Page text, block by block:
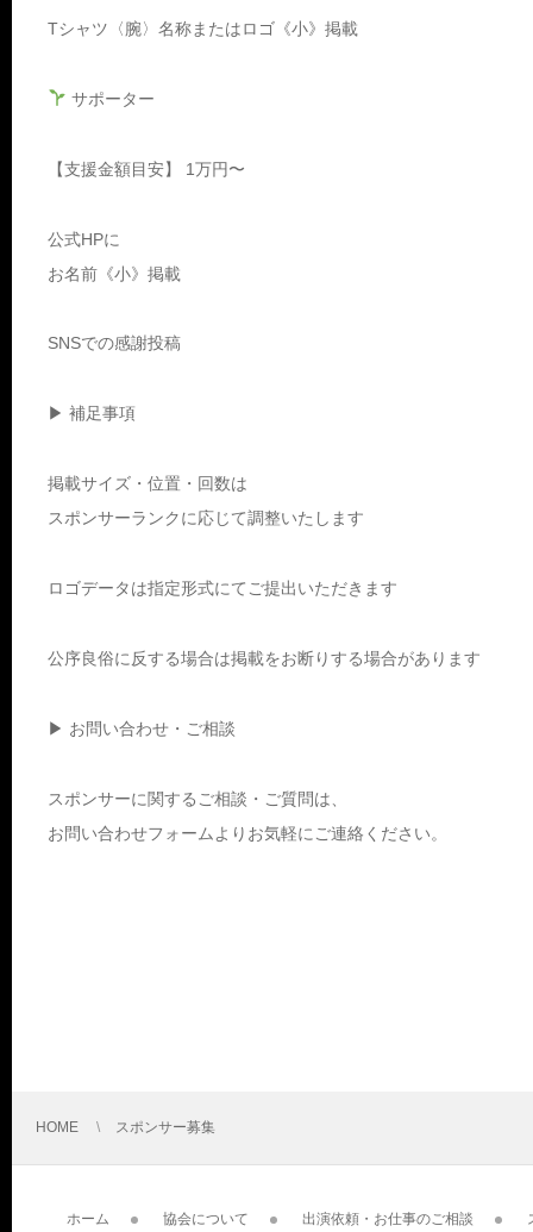
Tシャツ〈腕〉名称またはロゴ《小》掲載
サポーター
【支援金額目安】 1万円〜
公式HPに
お名前《小》掲載
SNSでの感謝投稿
▶ 補足事項
掲載サイズ・位置・回数は
スポンサーランクに応じて調整いたします
ロゴデータは指定形式にてご提出いただきます
公序良俗に反する場合は掲載をお断りする場合があります
▶ お問い合わせ・ご相談
スポンサーに関するご相談・ご質問は、
お問い合わせフォームよりお気軽にご連絡ください。
HOME スポンサー募集
ホーム 協会について 出演依頼・お仕事のご相談